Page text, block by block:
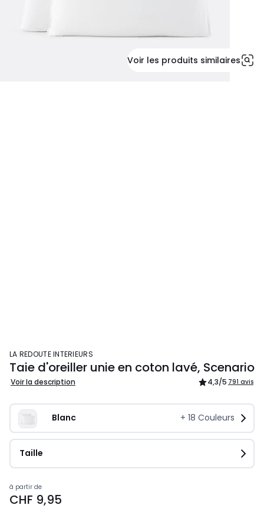
Voir les produits similaires
LA REDOUTE INTERIEURS
Taie d'oreiller unie en coton lavé, Scenario
Voir la description 4,3/5 791 avis
Blanc + 18 Couleurs
Taille
à partir de
CHF 9,95